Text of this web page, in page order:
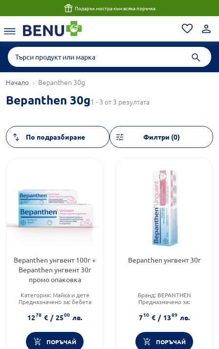
Подарък мостра към всяка поръчка
Начало Bepanthen 30g
Bepanthen 30g1 - 3 от 3 резултата
Филтри (0)
Bepanthen унгвент 100г +
Bepanthen унгвент 30г
промо опаковка
Категория: Майка и дете
Предназначено за: бебета
1278 € / 2500 лв.
ПОРЪЧАЙ
Bepanthen унгвент 30г
Бранд: BEPANTHEN
Предназначено за:
Форма на продукта:унгвент
710 € / 1389 лв.
ПОРЪЧАЙ